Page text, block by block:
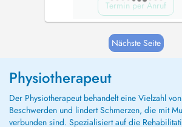
Termin per Anruf
Nächste Seite
Physiotherapeut
Der Physiotherapeut behandelt eine Vielzahl
Beschwerden und lindert Schmerzen, die mit
verbunden sind. Spezialisiert auf die